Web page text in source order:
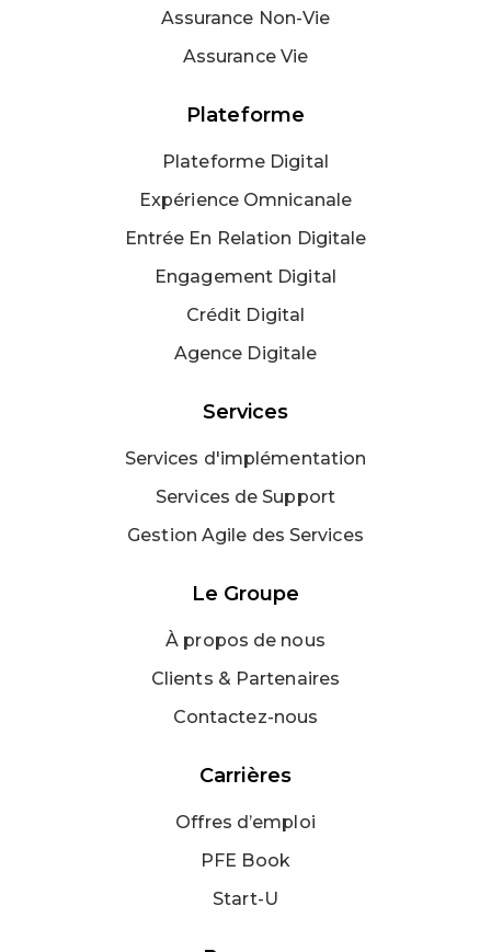
Assurance Non-Vie
Assurance Vie
Plateforme
Plateforme Digital
Expérience Omnicanale
Entrée En Relation Digitale
Engagement Digital
Crédit Digital
Agence Digitale
Services
Services d'implémentation
Services de Support
Gestion Agile des Services
Le Groupe
À propos de nous
Clients & Partenaires
Contactez-nous
Carrières
Offres d’emploi
PFE Book
Start-U